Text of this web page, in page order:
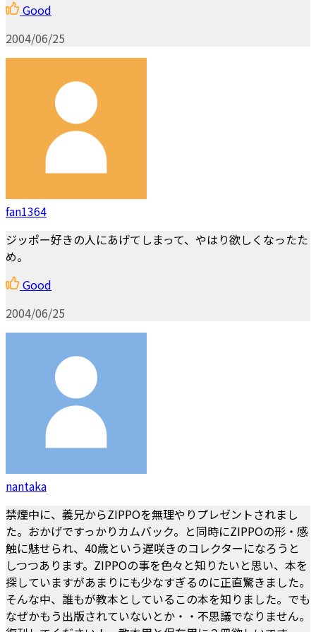
Good
2004/06/25
fan1364
ジッポー好きの人にあげてしまって、やはり欲しくなったた
め。
Good
2004/06/25
nantaka
禁煙中に、義兄からZIPPOを無理やりプレゼントされまし
た。おかげですっかりカムバック。と同時にZIPPOの形・感
触に魅せられ、40歳という遅咲きのコレクターになろうと
しつつあります。ZIPPOの事を色々と知りたいと思い、本を
探していますがあまりにも少なすぎるのに正直驚きました。
そんな中、誰もが教本としているこの本を知りました。でも
なぜかもう出版されていないとか・・不思議でなりません。